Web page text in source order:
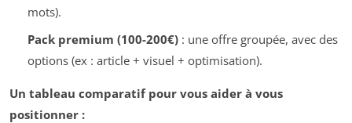
mots).
Pack premium (100-200€): une offre groupée, avec des
options (ex : article + visuel + optimisation).
Un tableau comparatif pour vous aider à vous
positionner :